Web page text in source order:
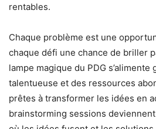
rentables.
Chaque problème est une
chaque défi une chance de briller
lampe magique du PDG s’alimente
talentueuse et des ressources
prêtes à transformer les idées en
brainstorming sessions